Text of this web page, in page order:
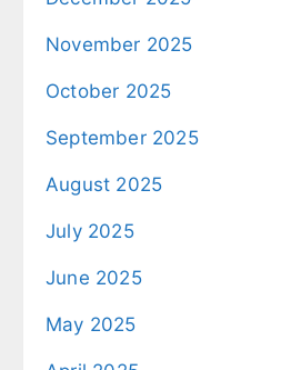
November 2025
October 2025
September 2025
August 2025
July 2025
June 2025
May 2025